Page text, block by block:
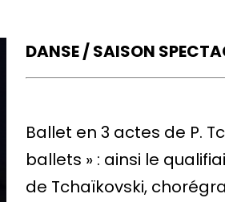
DANSE / SAISON
Ballet en 3 actes de P.
ballets » : ainsi le
de Tchaïkovski,